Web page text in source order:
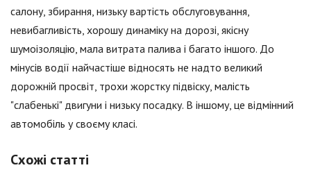
салону, збирання, низьку вартість обслуговування,
невибагливість, хорошу динаміку на дорозі, якісну
шумоізоляцію, мала витрата палива і багато іншого. До
мінусів водії найчастіше відносять не надто великий
дорожній просвіт, трохи жорстку підвіску, малість
"слабенькі" двигуни і низьку посадку. В іншому, це відмінний
автомобіль у своєму класі.
Схожі статті